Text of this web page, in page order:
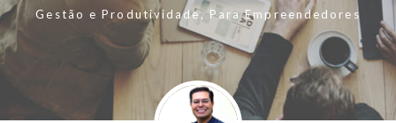
Gestão e Produtividade, Para Empreendedores